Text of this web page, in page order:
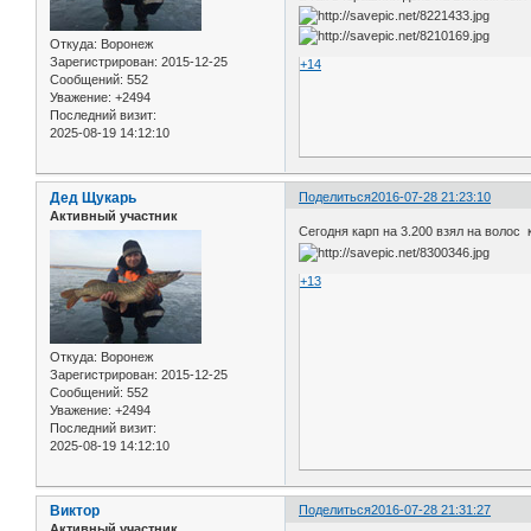
Откуда: Воронеж
Зарегистрирован: 2015-12-25
Сообщений: 552
Уважение: +2494
Последний визит:
2025-08-19 14:12:10
+14
Поделиться2016-07-28 21:23:10
Дед Щукарь
Активный участник
Откуда: Воронеж
Зарегистрирован: 2015-12-25
Сообщений: 552
Уважение: +2494
Последний визит:
2025-08-19 14:12:10
Сегодня карп на 3.200 взял на волос
+13
Поделиться2016-07-28 21:31:27
Виктор